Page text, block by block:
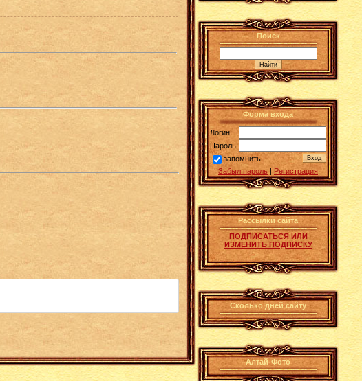
Поиск
Форма входа
Логин:
Пароль:
запомнить
Забыл пароль | Регистрация
Рассылки сайта
ПОДПИСАТЬСЯ ИЛИ
ИЗМЕНИТЬ ПОДПИСКУ
Сколько дней сайту
Алтай-Фото